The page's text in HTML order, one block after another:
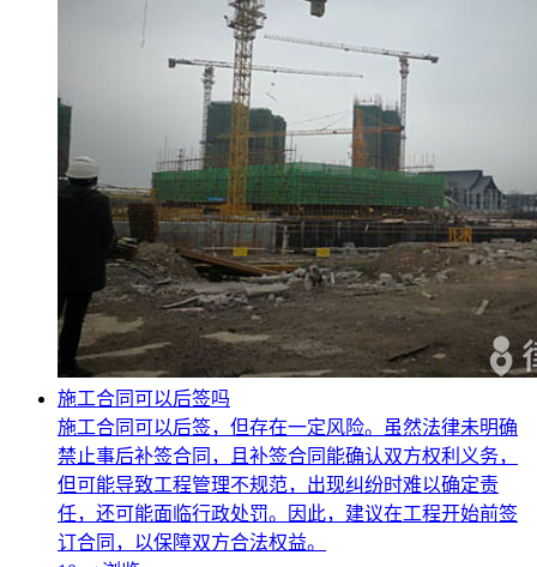
施工合同可以后签吗
施工合同可以后签，但存在一定风险。虽然法律未明确
禁止事后补签合同，且补签合同能确认双方权利义务，
但可能导致工程管理不规范，出现纠纷时难以确定责
任，还可能面临行政处罚。因此，建议在工程开始前签
订合同，以保障双方合法权益。